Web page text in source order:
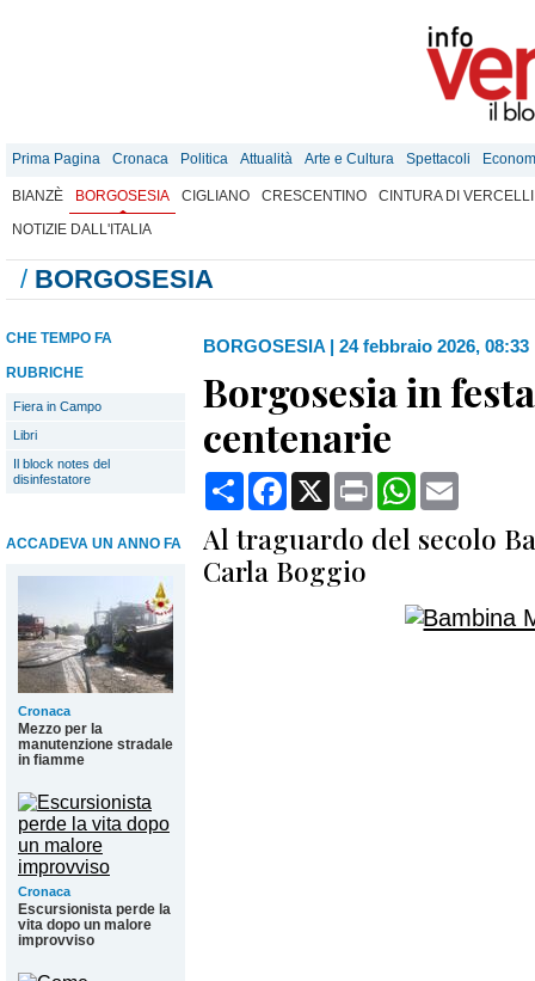
Prima Pagina Cronaca Politica Attualità Arte e Cultura Spettacoli
BIANZÈ BORGOSESIA CIGLIANO CRESCENTINO
CINTURA DI VERCELLI
NOTIZIE DALL'ITALIA
/ BORGOSESIA
CHE TEMPO FA
RUBRICHE
Fiera in Campo
Libri
Il block notes del
disinfestatore
ACCADEVA UN ANNO FA
Cronaca
Mezzo per la
manutenzione stradale
in fiamme
Cronaca
Escursionista perde la
vita dopo un malore
improvviso
BORGOSESIA | 24 febbraio 2026, 08:33
Borgosesia in
centenarie
CondividiFacebook
X Print WhatsApp
Al traguardo del secolo
Carla Boggio